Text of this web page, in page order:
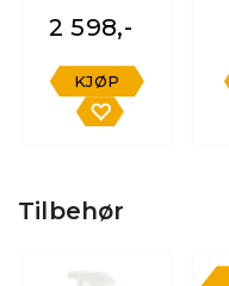
2 598,-
KJØP
Tilbehør